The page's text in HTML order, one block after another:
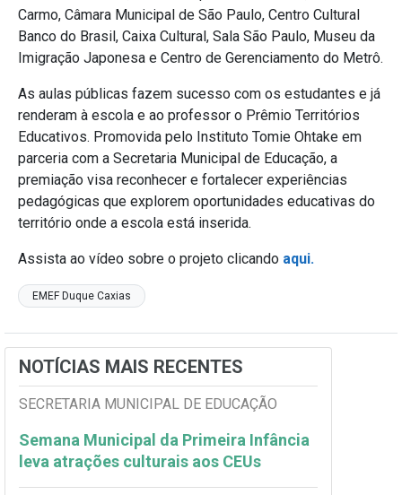
Carmo, Câmara Municipal de São Paulo, Centro Cultural
Banco do Brasil, Caixa Cultural, Sala São Paulo, Museu da
Imigração Japonesa e Centro de Gerenciamento do Metrô.
As aulas públicas fazem sucesso com os estudantes e já
renderam à escola e ao professor o Prêmio Territórios
Educativos. Promovida pelo Instituto Tomie Ohtake em
parceria com a Secretaria Municipal de Educação, a
premiação visa reconhecer e fortalecer experiências
pedagógicas que explorem oportunidades educativas do
território onde a escola está inserida.
Assista ao vídeo sobre o projeto clicando aqui.
EMEF Duque Caxias
NOTÍCIAS MAIS RECENTES
SECRETARIA MUNICIPAL DE EDUCAÇÃO
Semana Municipal da Primeira Infância
leva atrações culturais aos CEUs